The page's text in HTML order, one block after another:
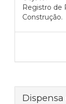
Registro de
Construção.
Dispensa